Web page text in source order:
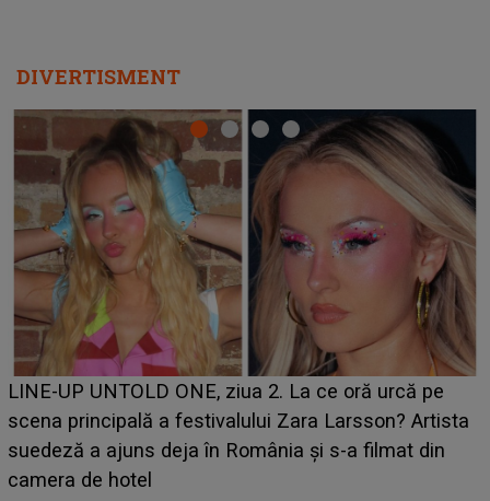
DIVERTISMENT
ONE, ziua 2. La ce oră urcă pe
a festivalului Zara Larsson? Artista
deja în România și s-a filmat din
Ce a
luat prin
BĂIATUL